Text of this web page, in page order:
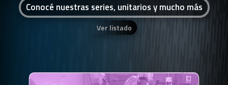
Conocé nuestras series, unitarios y mucho más
Ver listado